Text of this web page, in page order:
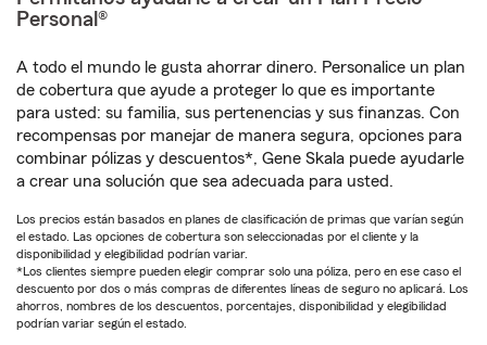
Personal®
A todo el mundo le gusta ahorrar dinero. Personalice un plan
de cobertura que ayude a proteger lo que es importante
para usted: su familia, sus pertenencias y sus finanzas. Con
recompensas por manejar de manera segura, opciones para
combinar pólizas y descuentos*, Gene Skala puede ayudarle
a crear una solución que sea adecuada para usted.
Los precios están basados en planes de clasificación de primas que varían según
el estado. Las opciones de cobertura son seleccionadas por el cliente y la
disponibilidad y elegibilidad podrían variar.
*Los clientes siempre pueden elegir comprar solo una póliza, pero en ese caso el
descuento por dos o más compras de diferentes líneas de seguro no aplicará. Los
ahorros, nombres de los descuentos, porcentajes, disponibilidad y elegibilidad
podrían variar según el estado.